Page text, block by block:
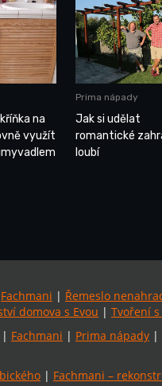
na
využít
Prima nápady
Jak si udělat
romantické
loubí
Fachmani | Řemeslo
domova s Evou | Tvoření s
| Fachmani | Prima nápady |
| Fachmani –